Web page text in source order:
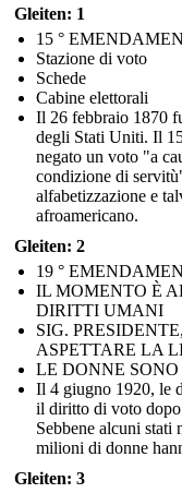
Gleiten: 1
15 °
Stazione di voto
Schede
Cabine elettorali
Il 26 febbraio 1870
degli Stati Uniti. Il 15
negato un voto "a
condizione di
alfabetizzazione e
afroamericano.
Gleiten: 2
19 °
IL MOMENTO È
DIRITTI UMANI
SIG.
ASPETTARE LA
LE DONNE
Il 4 giugno 1920, le
il diritto di voto dopo
Sebbene alcuni stati
milioni di donne
Gleiten: 3